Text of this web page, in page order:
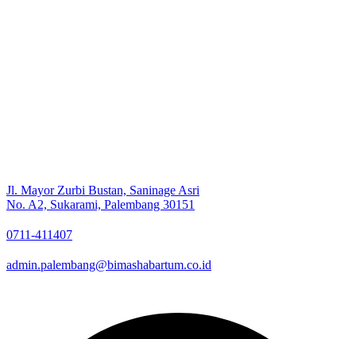
Jl. Mayor Zurbi Bustan, Saninage Asri
No. A2, Sukarami, Palembang 30151
0711-411407
admin.palembang@bimashabartum.co.id